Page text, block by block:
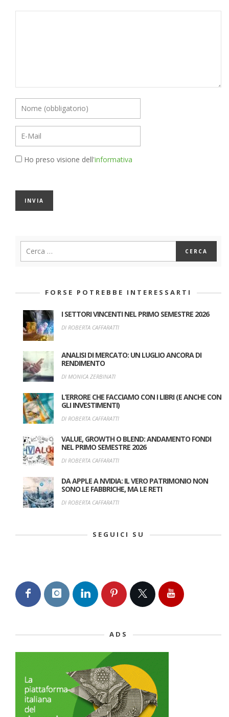
Ho preso visione dell'informativa
FORSE POTREBBE INTERESSARTI
I SETTORI VINCENTI NEL PRIMO SEMESTRE 2026
DI ROBERTA CAFFARATTI
ANALISI DI MERCATO: UN LUGLIO ANCORA DI
RENDIMENTO
DI MONICA ZERBINATI
L’ERRORE CHE FACCIAMO CON I LIBRI (E ANCHE CON
GLI INVESTIMENTI)
DI ROBERTA CAFFARATTI
VALUE, GROWTH O BLEND: ANDAMENTO FONDI
NEL PRIMO SEMESTRE 2026
DI ROBERTA CAFFARATTI
DA APPLE A NVIDIA: IL VERO PATRIMONIO NON
SONO LE FABBRICHE, MA LE RETI
DI ROBERTA CAFFARATTI
SEGUICI SU
ADS